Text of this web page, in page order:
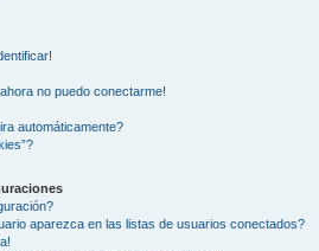
no puedo conectarme!
automáticamente?
aparezca en las listas de usuarios conectados?